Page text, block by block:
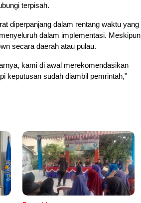
terpisah.
diperpanjang dalam rentang waktu yang
dalam implementasi. Meskipun
secara daerah atau pulau.
kami di awal merekomendasikan
keputusan sudah diambil pemrintah,”